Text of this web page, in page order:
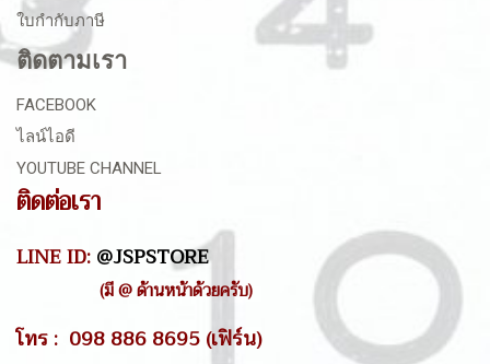
ใบกำกับภาษี
ติดตามเรา
FACEBOOK
ไลน์ไอดี
YOUTUBE CHANNEL
ติดต่อเรา
LINE ID:@JSPSTORE
(มี @ ด้านหน้าด้วยครับ)
โทร : 098 886 8695 (เฟิร์น)